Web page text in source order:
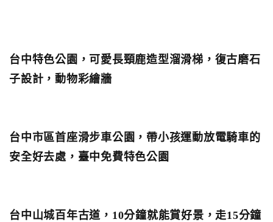
台中特色公園，可愛長頸鹿造型溜滑梯，復古磨石
子設計，動物彩繪牆
台中市區首座滑步車公園，帶小孩運動放電騎車的
安全好去處，臺中免費特色公園
台中山城百年古道，10分鐘就能賞好景，走15分鐘